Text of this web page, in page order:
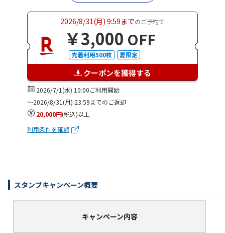
2026/8/31(月) 9:59までのご予約で
￥3,000 OFF
先着利用500枚 夏限定
クーポンを獲得する
2026/7/1(水) 10:00ご利用開始
～2026/8/31(月) 23:59までのご返却
20,000円(税込)以上
利用条件を確認
スタンプキャンペーン概要
キャンペーン内容